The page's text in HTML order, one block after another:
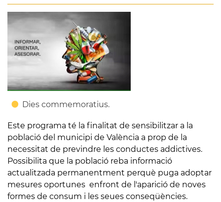
Dies commemoratius.
Este programa té la finalitat de sensibilitzar a la
població del municipi de València a prop de la
necessitat de previndre les conductes addictives.
Possibilita que la població reba informació
actualitzada permanentment perquè puga adoptar
mesures oportunes enfront de l'aparició de noves
formes de consum i les seues conseqüències.